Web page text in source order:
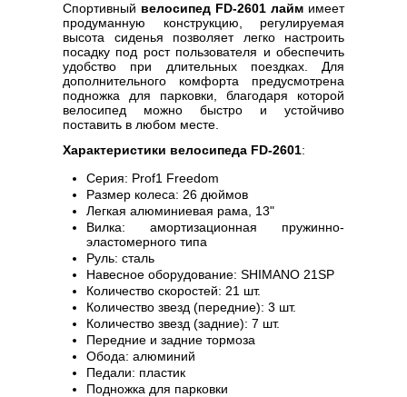
Спортивный велосипед FD-2601 лайм имеет
продуманную конструкцию, регулируемая
высота сиденья позволяет легко настроить
посадку под рост пользователя и обеспечить
удобство при длительных поездках. Для
дополнительного комфорта предусмотрена
подножка для парковки, благодаря которой
велосипед можно быстро и устойчиво
поставить в любом месте.
Характеристики велосипеда FD-2601:
Серия: Prof1 Freedom
Размер колеса: 26 дюймов
Легкая алюминиевая рама, 13"
Вилка: амортизационная пружинно-
эластомерного типа
Руль: сталь
Навесное оборудование: SHIMANO 21SP
Количество скоростей: 21 шт.
Количество звезд (передние): 3 шт.
Количество звезд (задние): 7 шт.
Передние и задние тормоза
Обода: алюминий
Педали: пластик
Подножка для парковки